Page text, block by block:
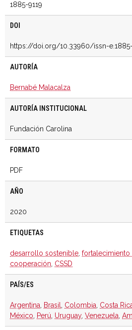
1885-9119
DOI
https://doi.org/10.33960/issn-e.1885-
AUTORÍA
Bernabé Malacalza
AUTORÍA INSTITUCIONAL
Fundación Carolina
FORMATO
PDF
AÑO
2020
ETIQUETAS
desarrollo sostenible, fortalecimiento
cooperación, CSSD
PAÍS/ES
Argentina, Brasil, Colombia, Costa
México, Perú, Uruguay, Venezuela,